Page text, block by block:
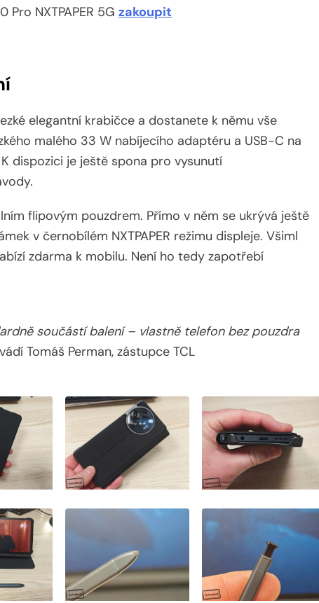
Pro NXTPAPER 5Gzakoupit
elegantní krabičce a dostanete k němu vše
malého 33 W nabíjecího adaptéru a USB-C na
dispozici je ještě spona pro vysunutí
flipovým pouzdrem. Přímo v něm se ukrývá ještě
v černobílém NXTPAPER režimu displeje. Všiml
zdarma k mobilu. Není ho tedy zapotřebí
součástí balení – vlastně telefon bez pouzdra
Tomáš Perman, zástupce TCL